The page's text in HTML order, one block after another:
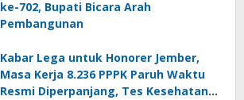
ke-702, Bupati Bicara Arah
Pembangunan
Kabar Lega untuk Honorer Jember,
Masa Kerja 8.236 PPPK Paruh Waktu
Resmi Diperpanjang, Tes Kesehatan